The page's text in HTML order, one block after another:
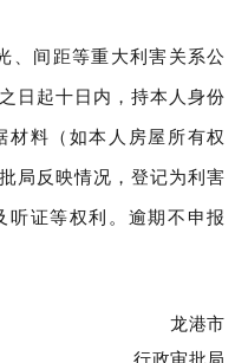
、间距等重大利害关系公
日起十日内，持本人身份
材料（如本人房屋所有权
局反映情况，登记为利害
听证等权利。逾期不申报
龙港市